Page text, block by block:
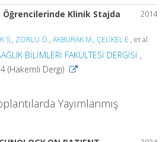
2014
Klinik Stajda
S., ZORLU Ö., AKBURAK M., ÇELİKEL E., et al.
BİLİMLERİ FAKÜLTESİ DERGİSİ ,
(Hakemli Dergi)
Yayımlanmış